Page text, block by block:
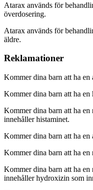
Atarax används för
överdosering.
Atarax används för
äldre.
Reklamationer
Kommer dina barn att ha
Kommer dina barn att ha
Kommer dina barn att ha
innehåller histaminet.
Kommer dina barn att ha
Kommer dina barn att ha en
Kommer dina barn att ha
innehåller hydroxizin som